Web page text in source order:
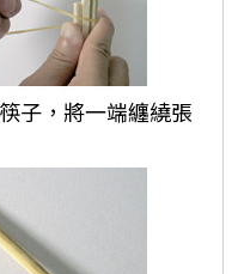
子，將一端纏繞張